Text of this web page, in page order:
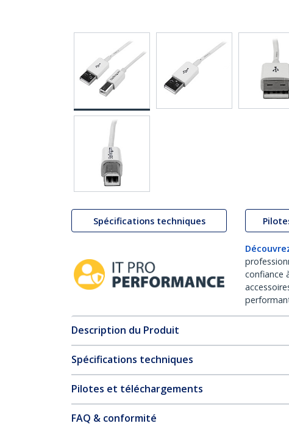
Spécifications techniques
confiance
Description du Produit
Spécifications techniques
Pilotes et téléchargements
FAQ & conformité